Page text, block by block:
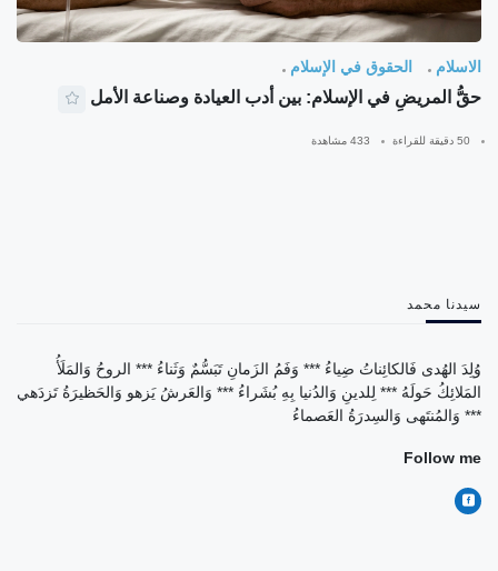
الاسلام الحقوق في الإسلام
حقُّ المريضِ في الإسلام: بين أدب العيادة وصناعة الأمل
50 دقيقة للقراءة 433 مشاهدة
سيدنا محمد
وُلِدَ الهُدى فَالكائِناتُ ضِياءُ *** وَفَمُ الزَمانِ تَبَسُّمٌ وَثَناءُ *** الروحُ وَالمَلَأُ
المَلائِكُ حَولَهُ *** لِلدينِ وَالدُنيا بِهِ بُشَراءُ *** وَالعَرشُ يَزهو وَالحَظيرَةُ تَزدَهي
*** وَالمُنتَهى وَالسِدرَةُ العَصماءُ
Follow me